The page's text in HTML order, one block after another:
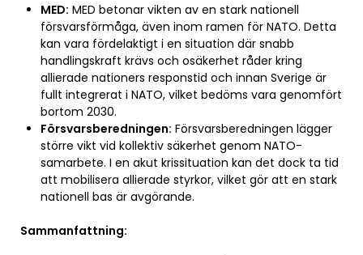
MED: MED betonar vikten av en stark nationell
försvarsförmåga, även inom ramen för NATO. Detta
kan vara fördelaktigt i en situation där snabb
handlingskraft krävs och osäkerhet råder kring
allierade nationers responstid och innan Sverige är
fullt integrerat i NATO, vilket bedöms vara genomfört
bortom 2030.
Försvarsberedningen: Försvarsberedningen lägger
större vikt vid kollektiv säkerhet genom NATO-
samarbete. I en akut krissituation kan det dock ta tid
att mobilisera allierade styrkor, vilket gör att en stark
nationell bas är avgörande.
Sammanfattning: